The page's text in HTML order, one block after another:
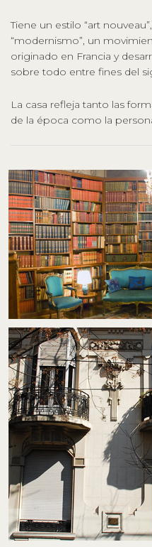
Tiene un estilo “art
“modernismo”, un
originado en Francia y
sobre todo entre fines del
La casa refleja tanto las
de la época como la